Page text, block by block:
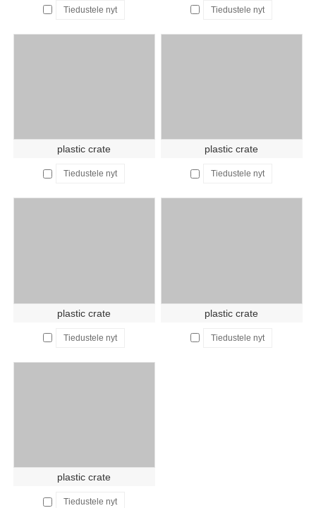
Tiedustele nyt Tiedustele nyt
plastic crate
Tiedustele nyt
plastic crate
Tiedustele nyt
plastic crate
Tiedustele nyt
plastic crate
Tiedustele nyt
plastic crate
Tiedustele nyt